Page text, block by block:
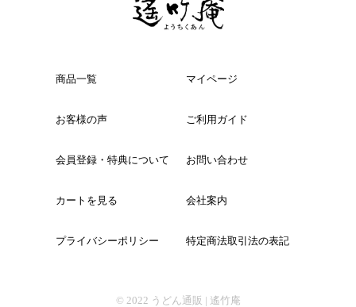
商品一覧 マイページ
お客様の声 ご利用ガイド
会員登録・特典について お問い合わせ
カートを見る 会社案内
プライバシーポリシー 特定商法取引法の表記
© 2022 うどん通販 | 遙竹庵